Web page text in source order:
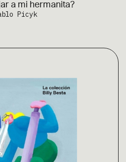
a mi hermanita?
Picyk